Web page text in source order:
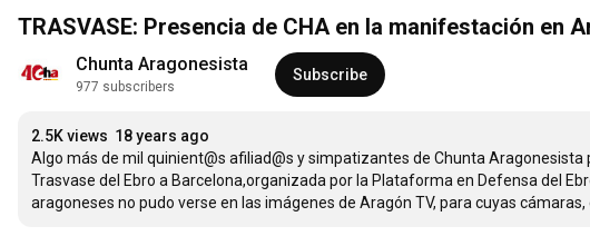
TRASVASE: Presencia de CHA en la manifestación en
Chunta Aragonesista
977 subscribers
Subscribe
2.5K views 18 years ago
Algo más de mil quinient@s afiliad@s y simpatizantes de Chunta
Trasvase del Ebro a Barcelona,organizada por la Plataforma en Defensa del
aragoneses no pudo verse en las imágenes de Aragón TV, para cuyas